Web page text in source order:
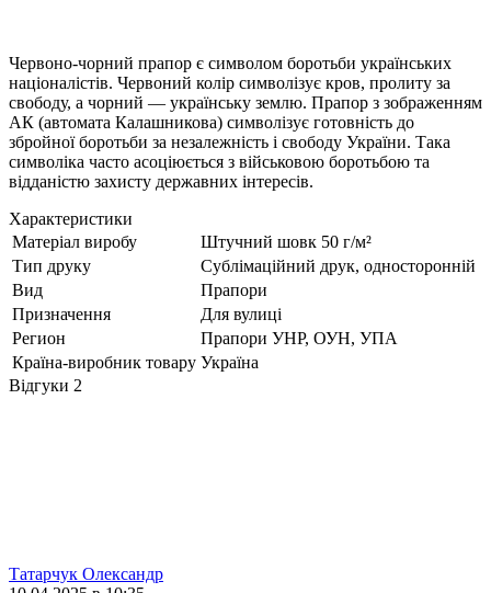
Червоно-чорний прапор є символом боротьби українських
націоналістів. Червоний колір символізує кров, пролиту за
свободу, а чорний — українську землю. Прапор з зображенням
АК (автомата Калашникова) символізує готовність до
збройної боротьби за незалежність і свободу України. Така
символіка часто асоціюється з військовою боротьбою та
відданістю захисту державних інтересів.
Характеристики
Матеріал виробу
Штучний шовк 50 г/м²
Тип друку
Сублімаційний друк, односторонній
Вид
Прапори
Призначення
Для вулиці
Регион
Прапори УНР, ОУН, УПА
Країна-виробник товару Україна
Відгуки 2
Татарчук Олександр